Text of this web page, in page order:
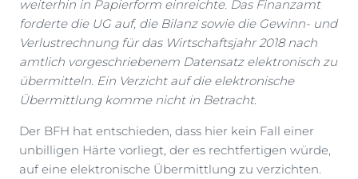
weiterhin in Papierform einreichte. Das Finanzamt
forderte die UG auf, die Bilanz sowie die Gewinn- und
Verlustrechnung für das Wirtschaftsjahr 2018 nach
amtlich vorgeschriebenem Datensatz elektronisch zu
übermitteln. Ein Verzicht auf die elektronische
Übermittlung komme nicht in Betracht.
Der BFH hat entschieden, dass hier kein Fall einer
unbilligen Härte vorliegt, der es rechtfertigen würde,
auf eine elektronische Übermittlung zu verzichten.